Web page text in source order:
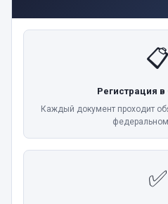
📋
Регистрация
Каждый документ проходит
✅